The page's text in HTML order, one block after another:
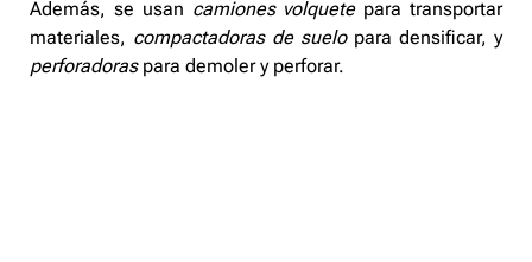
Además, se usan camiones volquetepara transportar
materiales, compactadoras de suelopara densificar, y
perforadoraspara demoler y perforar.